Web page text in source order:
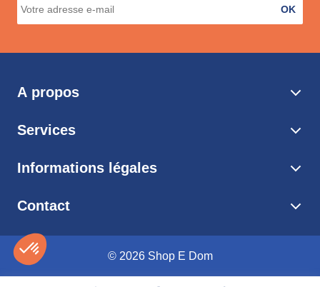
OK
A propos
Services
Informations légales
Contact
© 2026 Shop E Dom